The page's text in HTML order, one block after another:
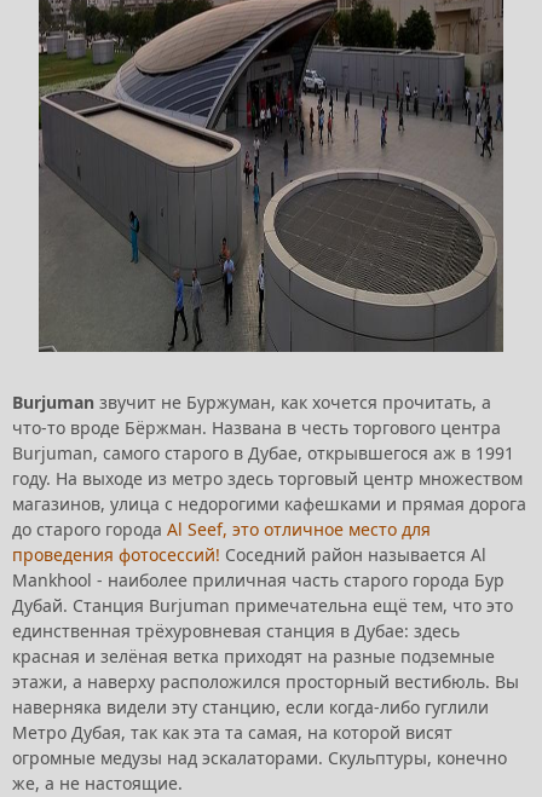
Burjuman звучит не Буржуман, как хочется прочитать, а
что-то вроде Бёржман. Названа в честь торгового центра
Burjuman, самого старого в Дубае, открывшегося аж в 1991
году. На выходе из метро здесь торговый центр множеством
магазинов, улица с недорогими кафешками и прямая дорога
до старого города Al Seef, это отличное место для
проведения фотосессий! Соседний район называется Al
Mankhool - наиболее приличная часть старого города Бур
Дубай. Станция Burjuman примечательна ещё тем, что это
единственная трёхуровневая станция в Дубае: здесь
красная и зелёная ветка приходят на разные подземные
этажи, а наверху расположился просторный вестибюль. Вы
наверняка видели эту станцию, если когда-либо гуглили
Метро Дубая, так как эта та самая, на которой висят
огромные медузы над эскалаторами. Скульптуры, конечно
же, а не настоящие.